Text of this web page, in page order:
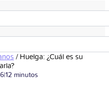
/ Huelga: ¿Cuál es su
|12 minutos